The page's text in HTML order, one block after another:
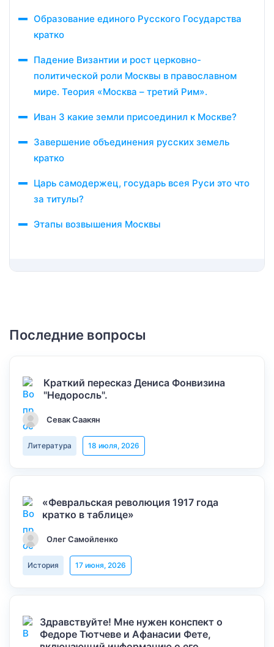
Образование единого Русского Государства
кратко
Падение Византии и рост церковно-
политической роли Москвы в православном
мире. Теория «Москва – третий Рим».
Иван 3 какие земли присоединил к Москве?
Завершение объединения русских земель
кратко
Царь самодержец, государь всея Руси это что
за титулы?
Этапы возвышения Москвы
Последние вопросы
Краткий пересказ Дениса Фонвизина
"Недоросль".
Севак Саакян
Литература 18 июля, 2026
«Февральская революция 1917 года
кратко в таблице»
Олег Самойленко
История 17 июня, 2026
Здравствуйте! Мне нужен конспект о
Федоре Тютчеве и Афанасии Фете,